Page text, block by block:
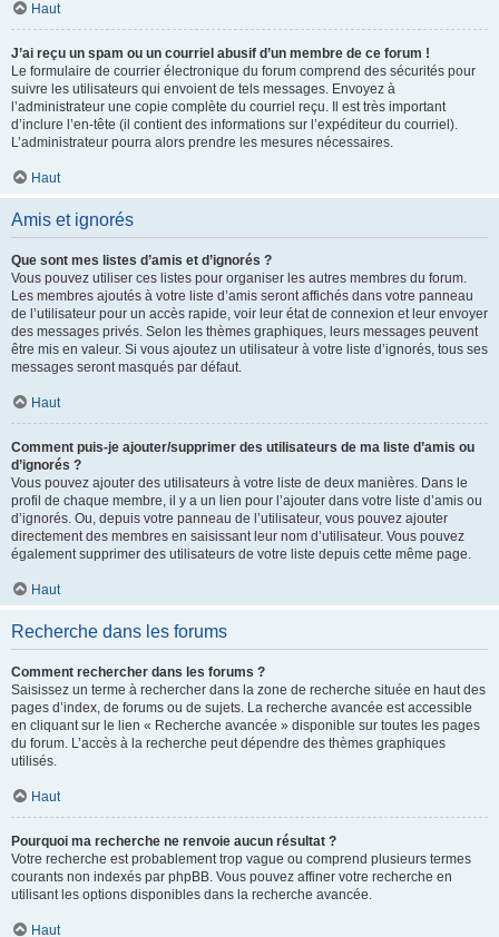
Haut
J’ai reçu un spam ou un courriel abusif d’un membre de ce forum !
Le formulaire de courrier électronique du forum comprend des sécurités pour
suivre les utilisateurs qui envoient de tels messages. Envoyez à
l’administrateur une copie complète du courriel reçu. Il est très important
d’inclure l’en-tête (il contient des informations sur l’expéditeur du courriel).
L’administrateur pourra alors prendre les mesures nécessaires.
Haut
Amis et ignorés
Que sont mes listes d’amis et d’ignorés ?
Vous pouvez utiliser ces listes pour organiser les autres membres du forum.
Les membres ajoutés à votre liste d’amis seront affichés dans votre panneau
de l’utilisateur pour un accès rapide, voir leur état de connexion et leur envoyer
des messages privés. Selon les thèmes graphiques, leurs messages peuvent
être mis en valeur. Si vous ajoutez un utilisateur à votre liste d’ignorés, tous ses
messages seront masqués par défaut.
Haut
Comment puis-je ajouter/supprimer des utilisateurs de ma liste d’amis ou
d’ignorés ?
Vous pouvez ajouter des utilisateurs à votre liste de deux manières. Dans le
profil de chaque membre, il y a un lien pour l’ajouter dans votre liste d’amis ou
d’ignorés. Ou, depuis votre panneau de l’utilisateur, vous pouvez ajouter
directement des membres en saisissant leur nom d’utilisateur. Vous pouvez
également supprimer des utilisateurs de votre liste depuis cette même page.
Haut
Recherche dans les forums
Comment rechercher dans les forums ?
Saisissez un terme à rechercher dans la zone de recherche située en haut des
pages d’index, de forums ou de sujets. La recherche avancée est accessible
en cliquant sur le lien « Recherche avancée » disponible sur toutes les pages
du forum. L’accès à la recherche peut dépendre des thèmes graphiques
utilisés.
Haut
Pourquoi ma recherche ne renvoie aucun résultat ?
Votre recherche est probablement trop vague ou comprend plusieurs termes
courants non indexés par phpBB. Vous pouvez affiner votre recherche en
utilisant les options disponibles dans la recherche avancée.
Haut